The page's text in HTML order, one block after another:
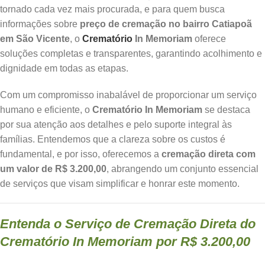
tornado cada vez mais procurada, e para quem busca
informações sobre preço de cremação no bairro Catiapoã
em São Vicente, o Crematório In Memoriam oferece
soluções completas e transparentes, garantindo acolhimento e
dignidade em todas as etapas.
Com um compromisso inabalável de proporcionar um serviço
humano e eficiente, o Crematório In Memoriam se destaca
por sua atenção aos detalhes e pelo suporte integral às
famílias. Entendemos que a clareza sobre os custos é
fundamental, e por isso, oferecemos a cremação direta com
um valor de R$ 3.200,00, abrangendo um conjunto essencial
de serviços que visam simplificar e honrar este momento.
Entenda o Serviço de Cremação Direta do
Crematório In Memoriam por R$ 3.200,00